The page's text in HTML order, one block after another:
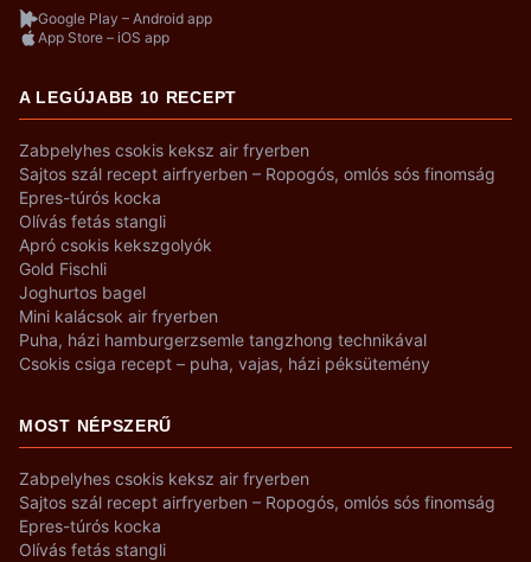
Google Play – Android app
App Store – iOS app
A LEGÚJABB 10 RECEPT
Zabpelyhes csokis keksz air fryerben
Sajtos szál recept airfryerben – Ropogós, omlós sós finomság
Epres-túrós kocka
Olívás fetás stangli
Apró csokis kekszgolyók
Gold Fischli
Joghurtos bagel
Mini kalácsok air fryerben
Puha, házi hamburgerzsemle tangzhong technikával
Csokis csiga recept – puha, vajas, házi péksütemény
MOST NÉPSZERŰ
Zabpelyhes csokis keksz air fryerben
Sajtos szál recept airfryerben – Ropogós, omlós sós finomság
Epres-túrós kocka
Olívás fetás stangli